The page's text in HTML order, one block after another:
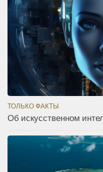
ТОЛЬКО ФАКТЫ
Об искусственном